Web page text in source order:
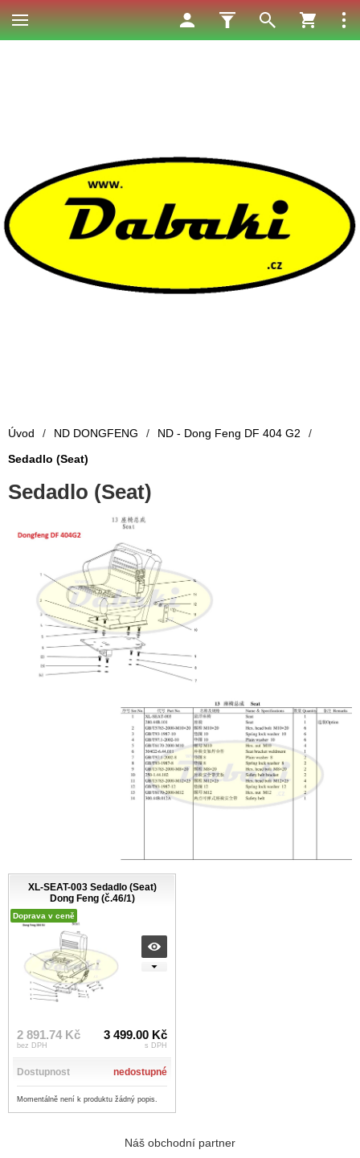
Náš obchodní partner
Úvod / ND DONGFENG / ND - Dong Feng DF 404 G2
/
Sedadlo (Seat)
Sedadlo (Seat)
XL-SEAT-003 Sedadlo (Seat)
Dong Feng (č.46/1)
Doprava v ceně
2 891.74 Kč
bez DPH
3 499.00 Kč
s DPH
Dostupnost nedostupné
Momentálně není k produktu žádný popis.